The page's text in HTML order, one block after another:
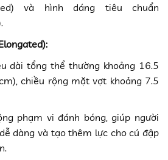
và hình dáng tiêu chuẩn
dài tổng thể thường khoảng 16.5
chiều rộng mặt vợt khoảng 7.5
phạm vi đánh bóng, giúp người
dàng và tạo thêm lực cho cú đập